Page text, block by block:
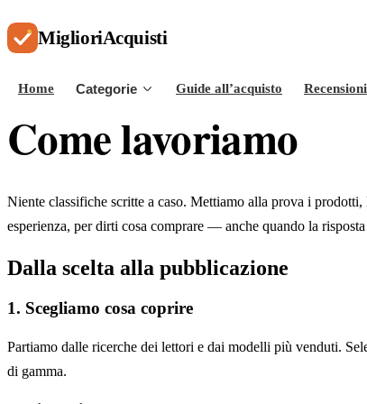
MiglioriAcquisti
Home Categorie Guide all’acquisto Recensioni
Come lavoriamo
Niente classifiche scritte a caso. Mettiamo alla prova i
esperienza, per dirti cosa comprare — anche quando la
Dalla scelta alla pubblicazione
1. Scegliamo cosa coprire
Partiamo dalle ricerche dei lettori e dai modelli più venduti.
di gamma.